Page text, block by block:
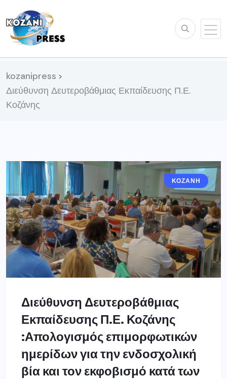
kozanipress >
Διεύθυνση Δευτεροβάθμιας Εκπαίδευσης Π.Ε.
Κοζάνης
ΚΟΖΆΝΗ
Διεύθυνση Δευτεροβάθμιας
Εκπαίδευσης Π.Ε. Κοζάνης
:Απολογισμός επιμορφωτικών
ημερίδων για την ενδοσχολική
βία και τον εκφοβισμό κατά των